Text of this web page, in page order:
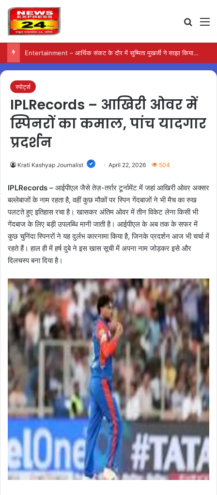
Entertainment – आर्थिक संकट के दौर में सुष्मिता मुखर्जी ने साझा किया संघर्ष का दर्द
स्पोर्ट्स
IPLRecords – आखिरी ओवर में
स्पिनरों का कमाल, पांच यादगार
प्रदर्शन
Krati Kashyap Journalist April 22, 2026 504
IPLRecords – आईपीएल जैसे तेज़-तर्रार टूर्नामेंट में जहां आखिरी ओवर अक्सर
बल्लेबाजों के नाम रहता है, वहीं कुछ मौकों पर स्पिन गेंदबाजों ने भी मैच का रुख
पलटते हुए इतिहास रचा है। खासकर अंतिम ओवर में तीन विकेट लेना किसी भी
गेंदबाज के लिए बड़ी उपलब्धि मानी जाती है। आईपीएल के अब तक के सफर में
कुछ चुनिंदा स्पिनरों ने यह दुर्लभ कारनामा किया है, जिनके प्रदर्शन आज भी चर्चा में
रहते हैं। हाल ही में हर्ष दुबे ने इस खास सूची में अपना नाम जोड़कर इसे और
दिलचस्प बना दिया है।